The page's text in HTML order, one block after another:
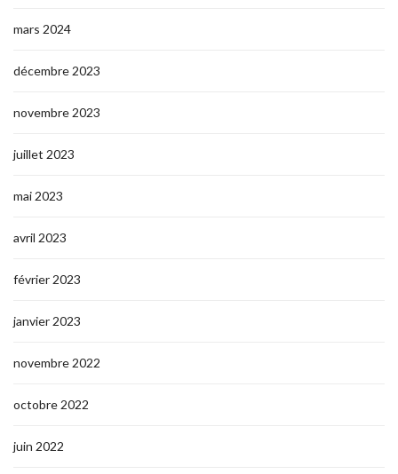
mars 2024
décembre 2023
novembre 2023
juillet 2023
mai 2023
avril 2023
février 2023
janvier 2023
novembre 2022
octobre 2022
juin 2022